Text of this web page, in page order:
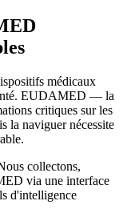
médicaux
EUDAMED — la
critiques sur les
la naviguer nécessite
collectons,
via une interface
d'intelligence